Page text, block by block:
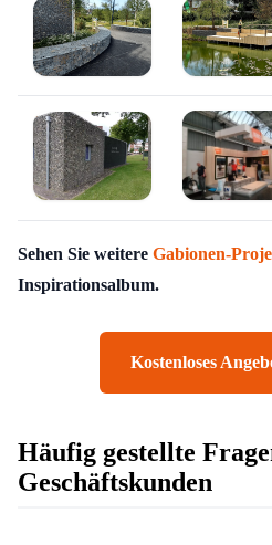
Sehen Sie weitere Gabionen-
Inspirationsalbum.
Kostenloses
Häufig gestellte
Geschäftskunden